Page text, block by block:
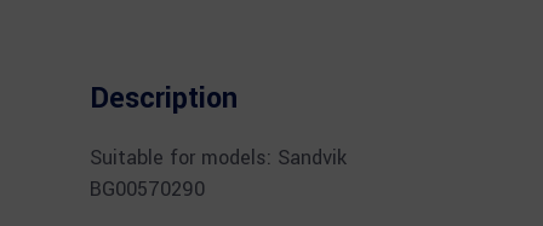
Description
Suitable for models: Sandvik
BG00570290